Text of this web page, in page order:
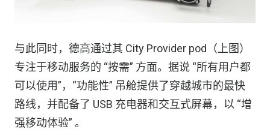
与此同时，德高通过其 City Provider pod（上图）
专注于移动服务的 “按需” 方面。据说 “所有用户都
可以使用”，“功能性” 吊舱提供了穿越城市的最快
路线，并配备了 USB 充电器和交互式屏幕，以 “增
强移动体验” 。